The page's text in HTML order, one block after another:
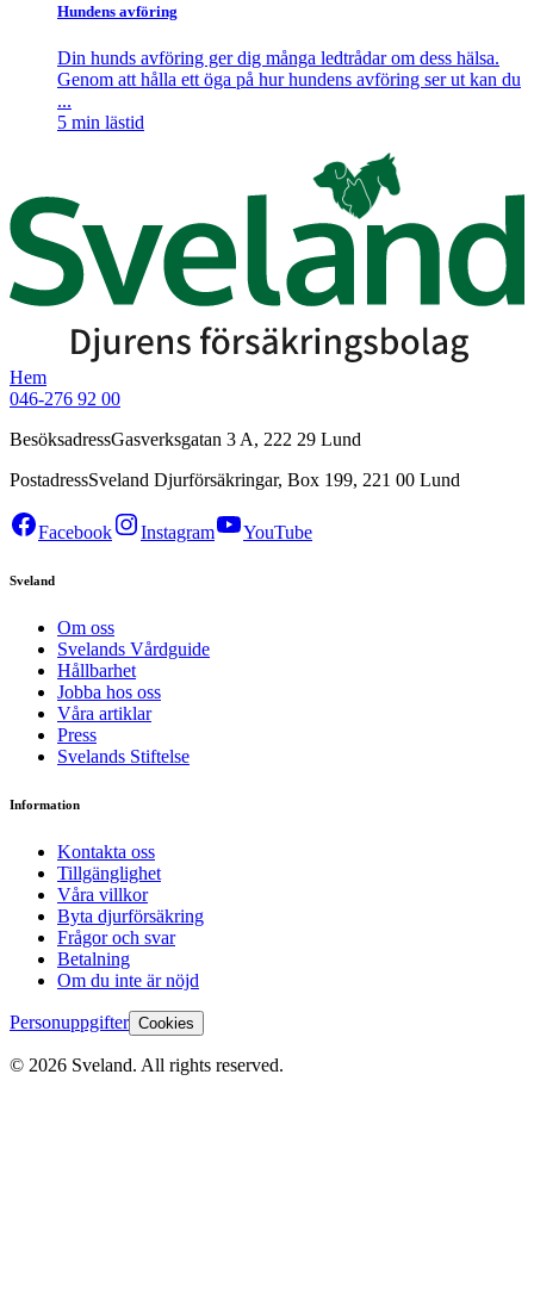
Hundens avföring
Din hunds avföring ger dig många ledtrådar om dess hälsa.
Genom att hålla ett öga på hur hundens avföring ser ut kan du
...
5 min lästid
Hem
046-276 92 00
BesöksadressGasverksgatan 3 A, 222 29 Lund
PostadressSveland Djurförsäkringar, Box 199, 221 00 Lund
Facebook Instagram YouTube
Sveland
Om oss
Svelands Vårdguide
Hållbarhet
Jobba hos oss
Våra artiklar
Press
Svelands Stiftelse
Information
Kontakta oss
Tillgänglighet
Våra villkor
Byta djurförsäkring
Frågor och svar
Betalning
Om du inte är nöjd
Personuppgifter Cookies
© 2026 Sveland. All rights reserved.